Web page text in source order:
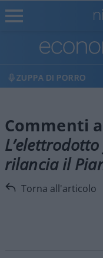
ZUPPA DI PORRO
Commenti
rilancia il
Torna all'articolo